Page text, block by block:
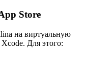
Store
на виртуальную
Для этого: